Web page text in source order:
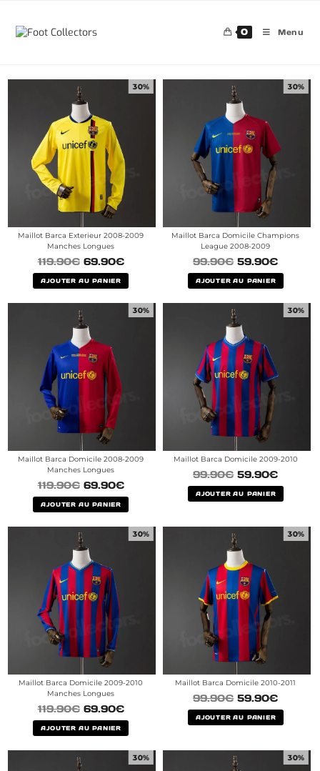
0 Menu
30%
Maillot Barca Exterieur 2008-2009
Manches Longues
119.90€ 69.90€
AJOUTER AU PANIER
30%
Maillot Barca Domicile Champions
League 2008-2009
99.90€ 59.90€
AJOUTER AU PANIER
30%
Maillot Barca Domicile 2008-2009
Manches Longues
119.90€ 69.90€
AJOUTER AU PANIER
30%
Maillot Barca Domicile 2009-2010
99.90€ 59.90€
AJOUTER AU PANIER
30%
Maillot Barca Domicile 2009-2010
Manches Longues
119.90€ 69.90€
AJOUTER AU PANIER
30%
Maillot Barca Domicile 2010-2011
99.90€ 59.90€
AJOUTER AU PANIER
30% 30%